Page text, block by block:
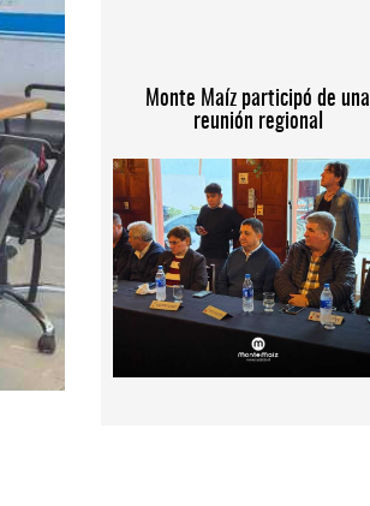
Monte Maíz participó de una
reunión regional